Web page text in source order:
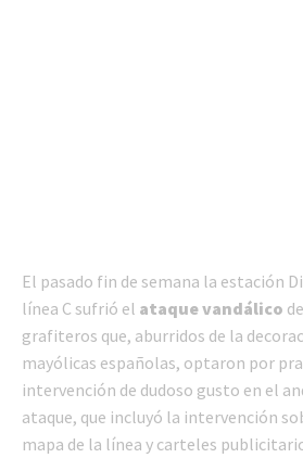
El pasado fin de semana la estación
línea C sufrió el ataque vandálico
grafiteros que, aburridos de la
mayólicas españolas, optaron por
intervención de dudoso gusto en el
ataque, que incluyó la intervención
mapa de la línea y carteles